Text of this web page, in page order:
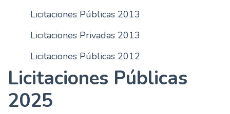
Licitaciones Públicas 2013
Licitaciones Privadas 2013
Licitaciones Públicas 2012
Licitaciones Públicas
2025